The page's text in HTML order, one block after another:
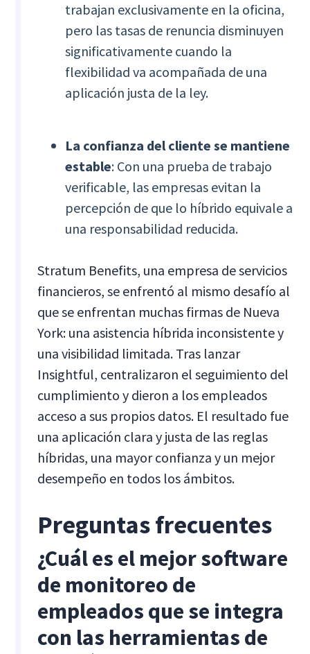
trabajan exclusivamente en la oficina,
pero las tasas de renuncia disminuyen
significativamente cuando la
flexibilidad va acompañada de una
aplicación justa de la ley.
La confianza del cliente se mantiene
estable: Con una prueba de trabajo
verificable, las empresas evitan la
percepción de que lo híbrido equivale a
una responsabilidad reducida.
Stratum Benefits, una empresa de servicios
financieros, se enfrentó al mismo desafío al
que se enfrentan muchas firmas de Nueva
York: una asistencia híbrida inconsistente y
una visibilidad limitada. Tras lanzar
Insightful, centralizaron el seguimiento del
cumplimiento y dieron a los empleados
acceso a sus propios datos. El resultado fue
una aplicación clara y justa de las reglas
híbridas, una mayor confianza y un mejor
desempeño en todos los ámbitos.
Preguntas frecuentes
¿Cuál es el mejor software
de monitoreo de
empleados que se integra
con las herramientas de